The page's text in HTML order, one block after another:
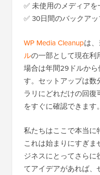
✅ 未使用のメディア
✅ 30日間のバックア
WP Media Cleanupは
ルの一部として現在利
場合は年間29ドルか
す。セットアップは
ラリにどれだけの回
をすぐに確認できます。
私たちはここで本当に
これは始まりにすぎま
ジネスにとってさら
てアイデアがあれば、